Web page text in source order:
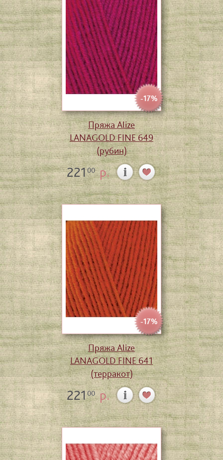
-17%
Пряжа Alize
LANAGOLD FINE 649
(рубин)
22100р.
-17%
Пряжа Alize
LANAGOLD FINE 641
(терракот)
22100р.